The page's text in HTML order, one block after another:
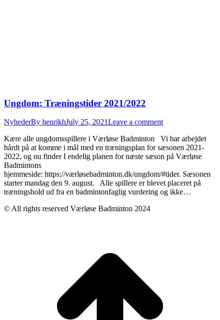
Ungdom: Træningstider 2021/2022
NyhederBy henrikhJuly 25, 2021Leave a comment
Kære alle ungdomsspillere i Værløse Badminton Vi har arbejdet
hårdt på at komme i mål med en træningsplan for sæsonen 2021-
2022, og nu finder I endelig planen for næste sæson på Værløse
Badmintons
hjemmeside: https://værløsebadminton.dk/ungdom/#tider. Sæsonen
starter mandag den 9. august. Alle spillere er blevet placeret på
træningshold ud fra en badmintonfaglig vurdering og ikke…
© All rights reserved Værløse Badminton 2024